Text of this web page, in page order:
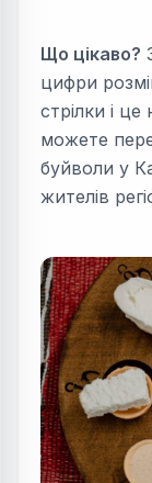
Що цікаво?
цифри
стрілки і
можете
буйволи у
жителів